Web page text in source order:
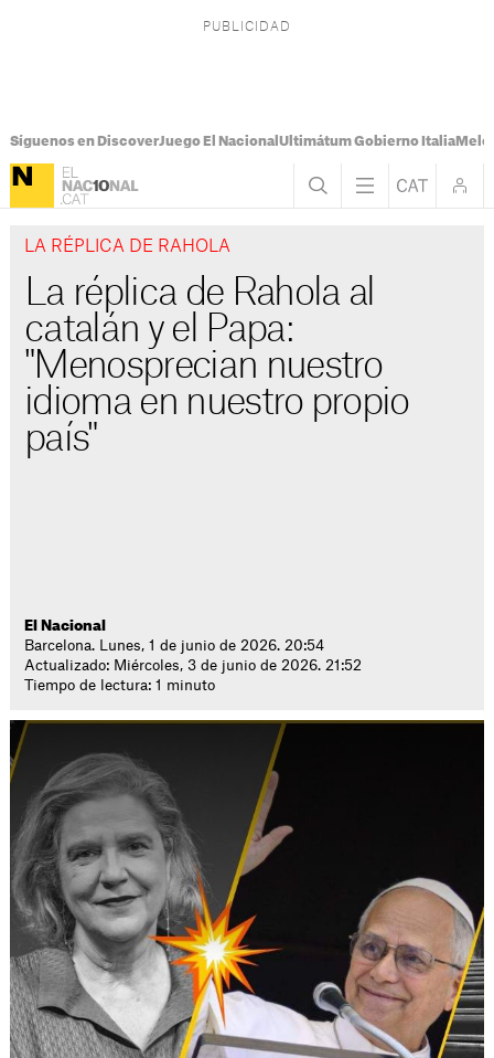
Síguenos en DiscoverJuego El Nacional Ultimátum Gobierno Italia
LA RÉPLICA DE RAHOLA
La réplica de Rahola al
catalán y el Papa:
"Menosprecian nuestro
idioma en nuestro propio
país"
El Nacional
Barcelona. Lunes, 1 de junio de 2026. 20:54
Actualizado: Miércoles, 3 de junio de 2026. 21:52
Tiempo de lectura: 1 minuto